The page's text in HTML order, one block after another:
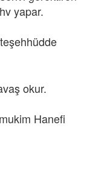
yapar.
okur.
Hanefi